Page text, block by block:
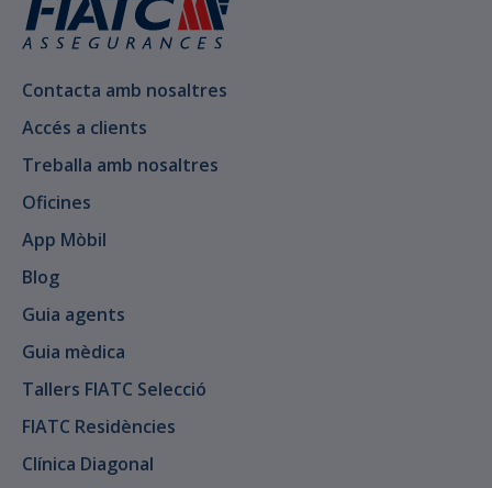
Contacta amb nosaltres
Accés a clients
Treballa amb nosaltres
Oficines
App Mòbil
Blog
Guia agents
Guia mèdica
Tallers FIATC Selecció
FIATC Residències
Clínica Diagonal